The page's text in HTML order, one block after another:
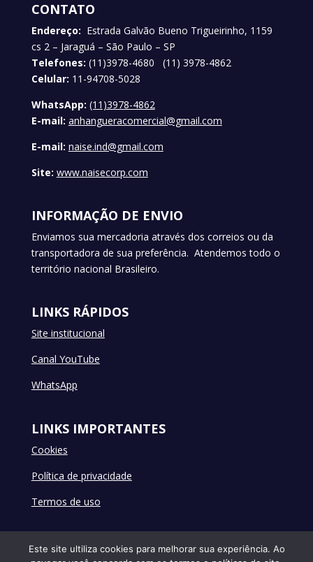
CONTATO
Endereço: Estrada Galvão Bueno Trigueirinho, 1159
cs 2 – Jaraguá – São Paulo – SP
Telefones: (11)3978-4680 (11) 3978-4862
Celular: 11-94708-5028
WhatsApp: (11)3978-4862
E-mail: anhangueracomercial@gmail.com
E-mail: naise.ind@gmail.com
Site: www.naisecorp.com
INFORMAÇÃO DE ENVIO
Enviamos sua mercadoria através dos correios ou da
transportadora de sua preferência. Atendemos todo o
território nacional Brasileiro.
LINKS RÁPIDOS
Site institucional
Canal YouTube
WhatsApp
LINKS IMPORTANTES
Cookies
Política de privacidade
Termos de uso
Este site ultiliza cookies para melhorar sua experiência. Ao